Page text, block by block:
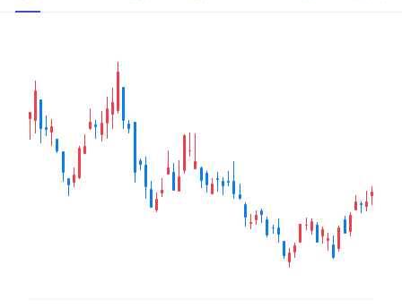
View as data table, Chart
The chart has 1 X axis displaying Time. Data ranges from
The chart has 1 Y axis displaying values. Data ranges from 7.21 to